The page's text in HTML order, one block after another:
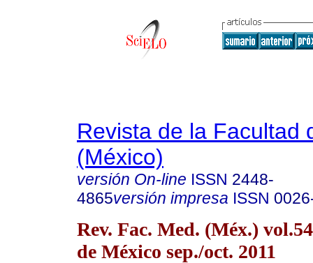
Revista de la Facultad
(México)
versión On-line ISSN 2448-
4865versión impresa ISSN
Rev. Fac. Med. (Méx.)
de México sep./oct. 2011